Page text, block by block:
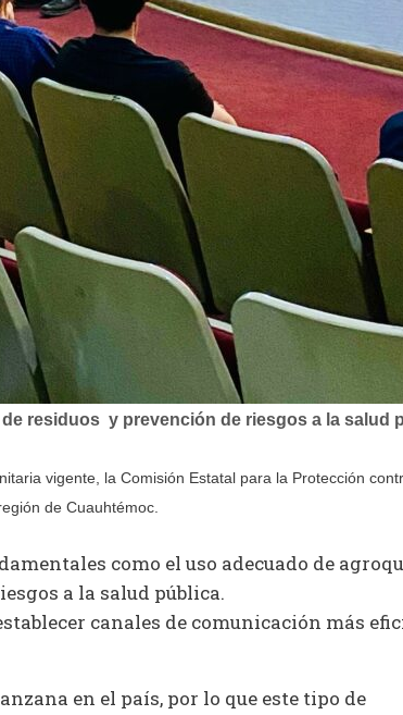
residuos y prevención de riesgos a la salud
vigente, la Comisión Estatal para la Protección
de Cuauhtémoc.
como el uso adecuado de
a la salud pública.
canales de comunicación más
en el país, por lo que este tipo de